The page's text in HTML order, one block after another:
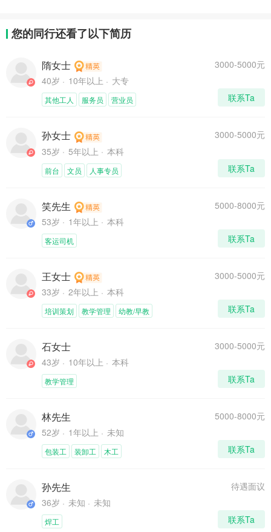
您的同行还看了以下简历
3000-5000元
隋女士
40岁 10年以上
大专
联系Ta
其他工人 服务员 营业员
3000-5000元
孙女士
35岁 5年以上
本科
联系Ta
前台 文员 人事专员
5000-8000元
笑先生
53岁 1年以上
本科
联系Ta
客运司机
3000-5000元
王女士
33岁 2年以上
本科
联系Ta
培训策划 教学管理 幼教/早教
3000-5000元
石女士
43岁 10年以上
本科
联系Ta
教学管理
5000-8000元
林先生
52岁 1年以上
未知
联系Ta
包装工 装卸工 木工
待遇面议
孙先生
36岁 未知
未知
联系Ta
焊工